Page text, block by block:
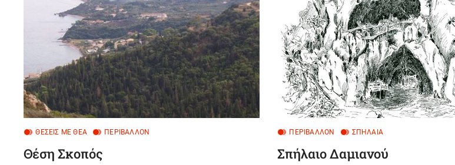
ΘΈΣΕΙΣ ΜΕ ΘΈΑ ΠΕΡΙΒΆΛΛΟΝ
Θέση Σκοπός
ΠΕΡΙΒΆΛΛΟΝ ΣΠΉΛΑΙΑ
Σπήλαιο Δαμιανού